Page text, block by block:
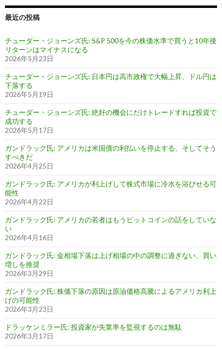
最近の投稿
チューダー・ジョーンズ氏: S&P 500を今の株価水準で買うと10年後
リターンはマイナスになる
2026年5月23日
チューダー・ジョーンズ氏: 日本円は高市政権で大幅上昇、ドル円は
下落する
2026年5月19日
チューダー・ジョーンズ氏: 絶好の機会にだけトレードすれば投資で
成功する
2026年5月17日
ガンドラック氏: アメリカは米国債の利払いを停止する、そしてそう
すべきだ
2026年4月25日
ガンドラック氏: アメリカが利上げして株式市場に冷水を浴びせる可
能性
2026年4月22日
ガンドラック氏: アメリカの若者はもうビットコインの話をしていな
い
2026年4月16日
ガンドラック氏: 金相場下落は上げ相場の中の調整に過ぎない、買い
増しを推奨
2026年3月29日
ガンドラック氏: 株価下落の原因は原油価格高騰によるアメリカ利上
げの可能性
2026年3月23日
ドラッケンミラー氏: 投資家が失業率を監視するのは無駄
2026年3月17日